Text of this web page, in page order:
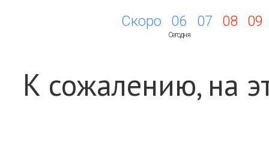
Скоро 06
Сегодня
07 08 09
К сожалению, на